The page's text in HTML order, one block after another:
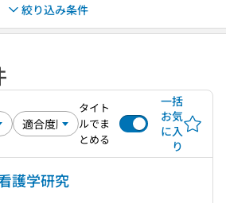
絞り込み条件
タイト
ルでま
とめる
一括
お気
に入
り
護学研究